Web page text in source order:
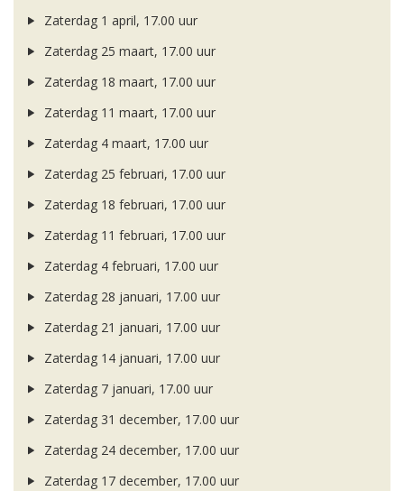
Zaterdag 1 april, 17.00 uur
Zaterdag 25 maart, 17.00 uur
Zaterdag 18 maart, 17.00 uur
Zaterdag 11 maart, 17.00 uur
Zaterdag 4 maart, 17.00 uur
Zaterdag 25 februari, 17.00 uur
Zaterdag 18 februari, 17.00 uur
Zaterdag 11 februari, 17.00 uur
Zaterdag 4 februari, 17.00 uur
Zaterdag 28 januari, 17.00 uur
Zaterdag 21 januari, 17.00 uur
Zaterdag 14 januari, 17.00 uur
Zaterdag 7 januari, 17.00 uur
Zaterdag 31 december, 17.00 uur
Zaterdag 24 december, 17.00 uur
Zaterdag 17 december, 17.00 uur